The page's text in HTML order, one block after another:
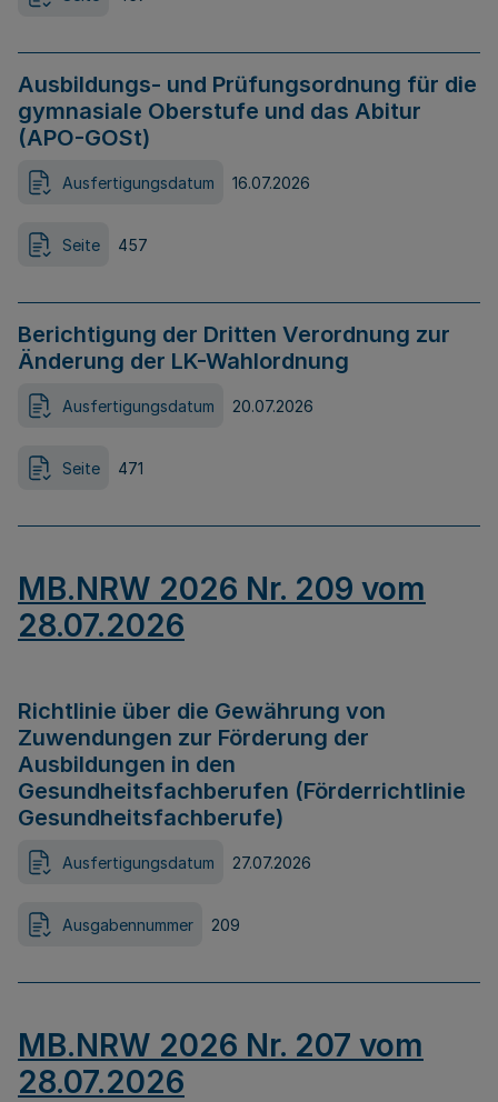
Ausbildungs- und Prüfungsordnung für die
gymnasiale Oberstufe und das Abitur
(APO-GOSt)
Ausfertigungsdatum 16.07.2026
Seite 457
Berichtigung der Dritten Verordnung zur
Änderung der LK-Wahlordnung
Ausfertigungsdatum 20.07.2026
Seite 471
MB.NRW 2026 Nr. 209 vom
28.07.2026
Richtlinie über die Gewährung von
Zuwendungen zur Förderung der
Ausbildungen in den
Gesundheitsfachberufen (Förderrichtlinie
Gesundheitsfachberufe)
Ausfertigungsdatum 27.07.2026
Ausgabennummer 209
MB.NRW 2026 Nr. 207 vom
28.07.2026